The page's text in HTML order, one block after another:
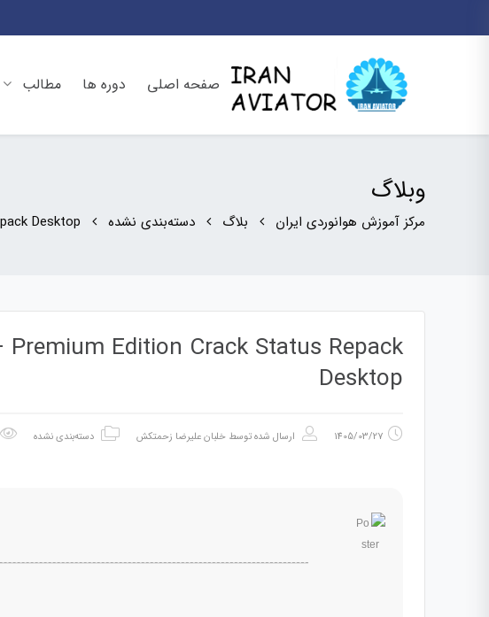
صفحه اصلی دوره ها مطالب
وبلاگ
مرکز آموزش هوانوردی ایران بلاگ دسته‌بندی نشده Desktop
Edition Crack Status Repack
Desktop
1405/03/27 ارسال شده توسط خلبان علیرضا زحمتکش دسته‌بندی نشده